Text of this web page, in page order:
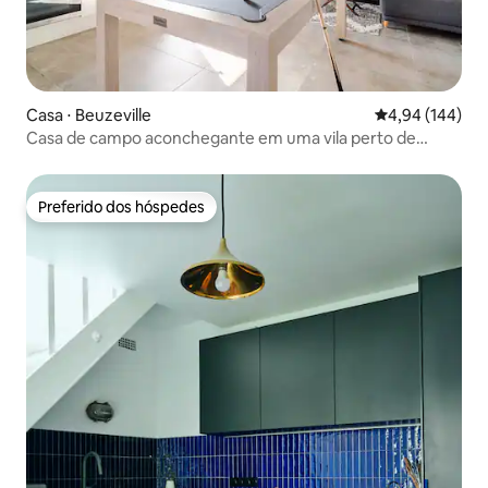
Casa ⋅ Beuzeville 4,94 de uma
4,94 (144)
Casa de campo aconchegante em uma vila perto de
Preferido dos hóspedes
Preferido dos hóspedes